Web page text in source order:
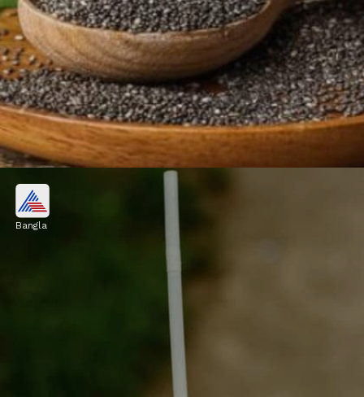
চিয়া সিডের জল
চিয়া সিডে প্রচুর পরিমাণে ফাইবার থাকে। জলে
ভেজানো চিয়া সিড খেলে হজমশক্তি উন্নত হয় এবং পেট
পরিষ্কার থাকে।
Bangla